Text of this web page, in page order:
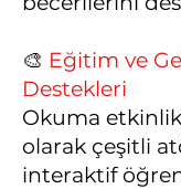
🎨 Eğitim ve
Destekleri
Okuma
olarak çeşitli
interaktif